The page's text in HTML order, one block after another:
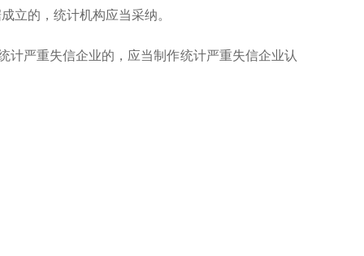
立的，统计机构应当采纳。
计严重失信企业的，应当制作统计严重失信企业认